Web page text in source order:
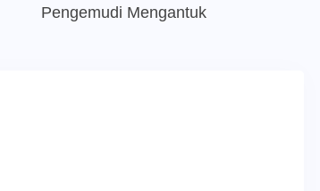
Pengemudi Mengantuk